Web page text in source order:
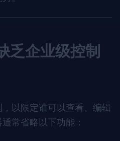
乏企业级控制
以限定谁可以查看、编辑
常省略以下功能：